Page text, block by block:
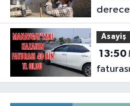
Asayiş
13:50Manavgat’taki kazanın